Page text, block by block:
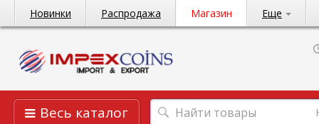
Новинки Распродажа Магазин Еще
Весь каталог